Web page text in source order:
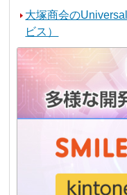
大塚商会の
ビス）